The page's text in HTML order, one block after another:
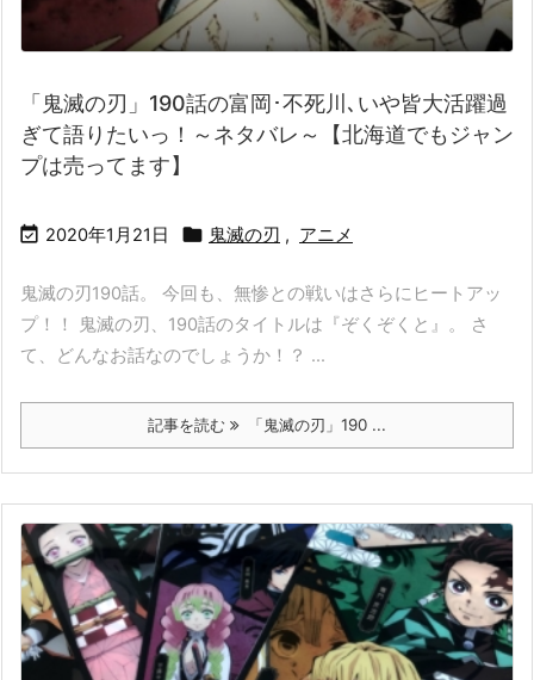
「鬼滅の刃」190話の富岡･不死川､いや皆大活躍過
ぎて語りたいっ！～ネタバレ～【北海道でもジャン
プは売ってます】
 2020年1月21日  鬼滅の刃 , アニメ
鬼滅の刃190話。 今回も、無惨との戦いはさらにヒートアッ
プ！！ 鬼滅の刃、190話のタイトルは『ぞくぞくと』。 さ
て、どんなお話なのでしょうか！？ ...
記事を読む 「鬼滅の刃」190 ...